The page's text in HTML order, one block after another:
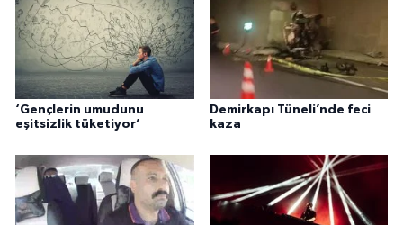
‘Gençlerin umudunu
eşitsizlik tüketiyor’
Demirkapı Tüneli’nde feci
kaza